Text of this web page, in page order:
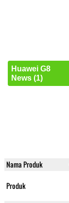
Huawei G8
News (1)
Nama Produk
Produk